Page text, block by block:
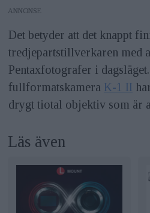
ANNONS
Det betyder att det knappt
tredjepartstillverkaren med
Pentaxfotografer i
fullformatskamera K-1 II
drygt tiotal objektiv som är
Läs även